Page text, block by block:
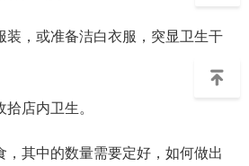
装，或准备洁白衣服，突显卫生干
店内卫生。
，其中的数量需要定好，如何做出